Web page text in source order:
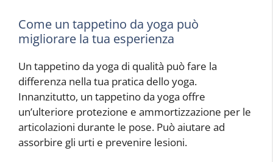
Come un tappetino da yoga può
migliorare la tua esperienza
Un tappetino da yoga di qualità può fare la
differenza nella tua pratica dello yoga.
Innanzitutto, un tappetino da yoga offre
un’ulteriore protezione e ammortizzazione per le
articolazioni durante le pose. Può aiutare ad
assorbire gli urti e prevenire lesioni.